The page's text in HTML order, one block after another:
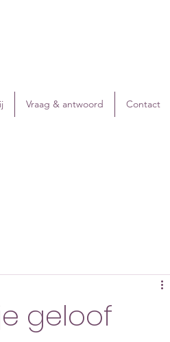
Vraag & antwoord Contact
geloof